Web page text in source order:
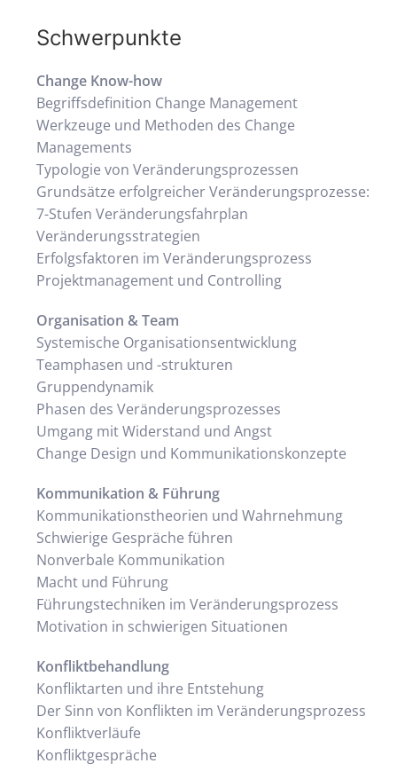
Schwerpunkte
Change Know-how
Begriffsdefinition Change Management
Werkzeuge und Methoden des Change
Managements
Typologie von Veränderungsprozessen
Grundsätze erfolgreicher Veränderungsprozesse:
7-Stufen Veränderungsfahrplan
Veränderungsstrategien
Erfolgsfaktoren im Veränderungsprozess
Projektmanagement und Controlling
Organisation & Team
Systemische Organisationsentwicklung
Teamphasen und -strukturen
Gruppendynamik
Phasen des Veränderungsprozesses
Umgang mit Widerstand und Angst
Change Design und Kommunikationskonzepte
Kommunikation & Führung
Kommunikationstheorien und Wahrnehmung
Schwierige Gespräche führen
Nonverbale Kommunikation
Macht und Führung
Führungstechniken im Veränderungsprozess
Motivation in schwierigen Situationen
Konfliktbehandlung
Konfliktarten und ihre Entstehung
Der Sinn von Konflikten im Veränderungsprozess
Konfliktverläufe
Konfliktgespräche